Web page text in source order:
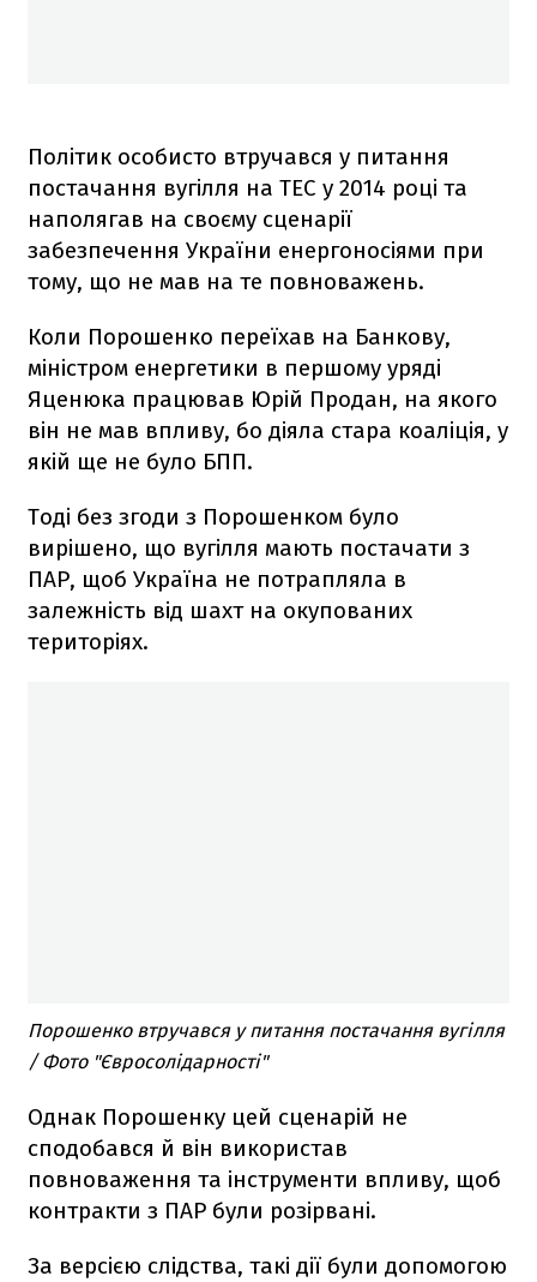
Політик особисто втручався у питання
постачання вугілля на ТЕС у 2014 році та
наполягав на своєму сценарії
забезпечення України енергоносіями при
тому, що не мав на те повноважень.
Коли Порошенко переїхав на Банкову,
міністром енергетики в першому уряді
Яценюка працював Юрій Продан, на якого
він не мав впливу, бо діяла стара коаліція, у
якій ще не було БПП.
Тоді без згоди з Порошенком було
вирішено, що вугілля мають постачати з
ПАР, щоб Україна не потрапляла в
залежність від шахт на окупованих
територіях.
Порошенко втручався у питання постачання вугілля
/ Фото "Євросолідарності"
Однак Порошенку цей сценарій не
сподобався й він використав
повноваження та інструменти впливу, щоб
контракти з ПАР були розірвані.
За версією слідства, такі дії були допомогою